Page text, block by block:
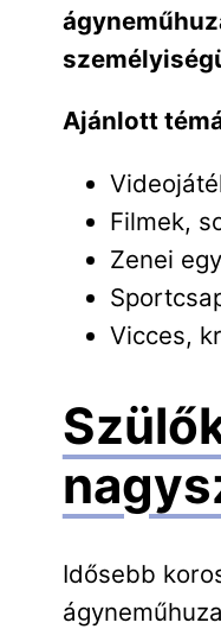
Ajánlott
Filmek,
Zenei
Vicces,
Idősebb